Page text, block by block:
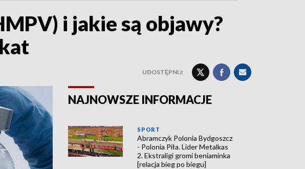
i jakie są objawy?
UDOSTĘPNIJ:
NAJNOWSZE INFORMACJE
SPORT
Abramczyk Polonia Bydgoszcz
- Polonia Piła. Lider Metalkas
2. Ekstraligi gromi beniaminka
[relacja bieg po biegu]